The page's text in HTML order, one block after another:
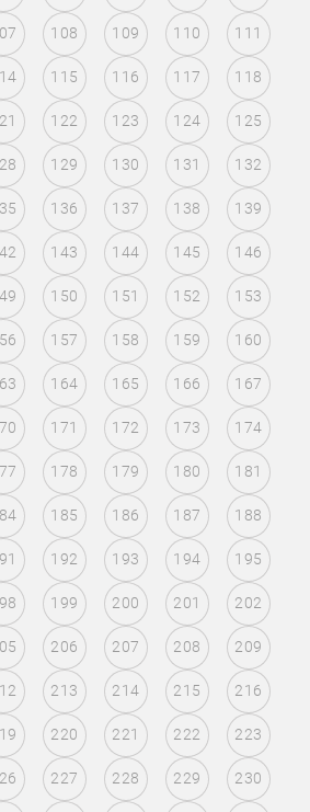
108 109 110 111
115 116 117 118
122 123 124 125
129 130 131 132
136 137 138 139
143 144 145 146
150 151 152 153
157 158 159 160
164 165 166 167
171 172 173 174
178 179 180 181
185 186 187 188
192 193 194 195
199 200 201 202
206 207 208 209
213 214 215 216
220 221 222 223
227 228 229 230